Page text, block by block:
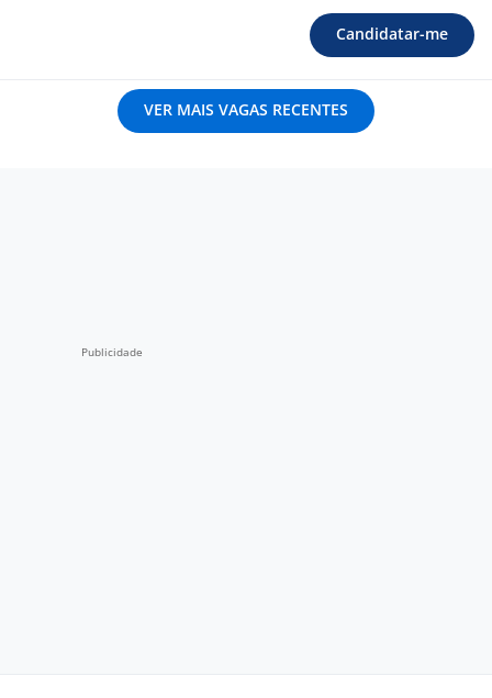
Candidatar-me
VER MAIS VAGAS RECENTES